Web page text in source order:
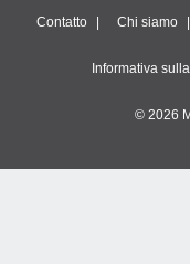
Contatto Chi siamo
Informativa
© 2026